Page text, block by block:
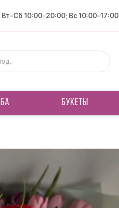
Вт-Сб 10:00-20:00; Вс 10:00-17:00
БУКЕТЫ